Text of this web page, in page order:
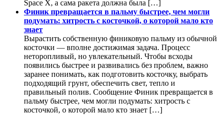
Space X, а сама ракета должна была […]
Финик превращается в пальму быстрее, чем могли
подумать: хитрость с косточкой, о которой мало кто
знает
Вырастить собственную финиковую пальму из обычной
косточки — вполне достижимая задача. Процесс
неторопливый, но увлекательный. Чтобы всходы
появились быстрее и развивались без проблем, важно
заранее понимать, как подготовить косточку, выбрать
подходящий грунт, обеспечить свет, тепло и
правильный полив. Сообщение Финик превращается в
пальму быстрее, чем могли подумать: хитрость с
косточкой, о которой мало кто знает […]